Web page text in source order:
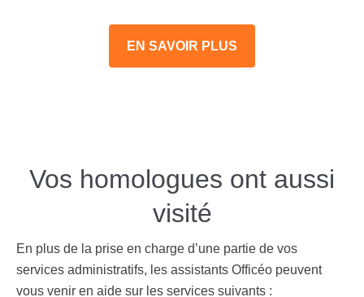
EN SAVOIR PLUS
Vos homologues ont aussi
visité
En plus de la prise en charge d’une partie de vos
services administratifs, les assistants Officéo peuvent
vous venir en aide sur les services suivants :